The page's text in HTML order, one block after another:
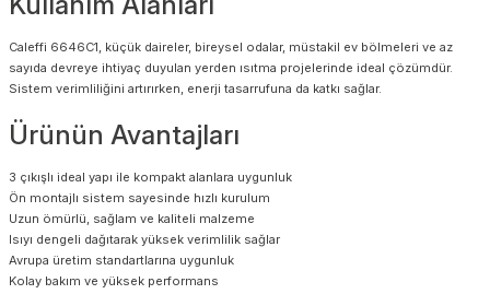
Caleffi 6646C1, küçük daireler, bireysel odalar, müstakil ev bölmeleri ve az
sayıda devreye ihtiyaç duyulan yerden ısıtma projelerinde ideal çözümdür.
Sistem verimliliğini artırırken, enerji tasarrufuna da katkı sağlar.
Ürünün Avantajları
3 çıkışlı ideal yapı ile kompakt alanlara uygunluk
Ön montajlı sistem sayesinde hızlı kurulum
Uzun ömürlü, sağlam ve kaliteli malzeme
Isıyı dengeli dağıtarak yüksek verimlilik sağlar
Avrupa üretim standartlarına uygunluk
Kolay bakım ve yüksek performans